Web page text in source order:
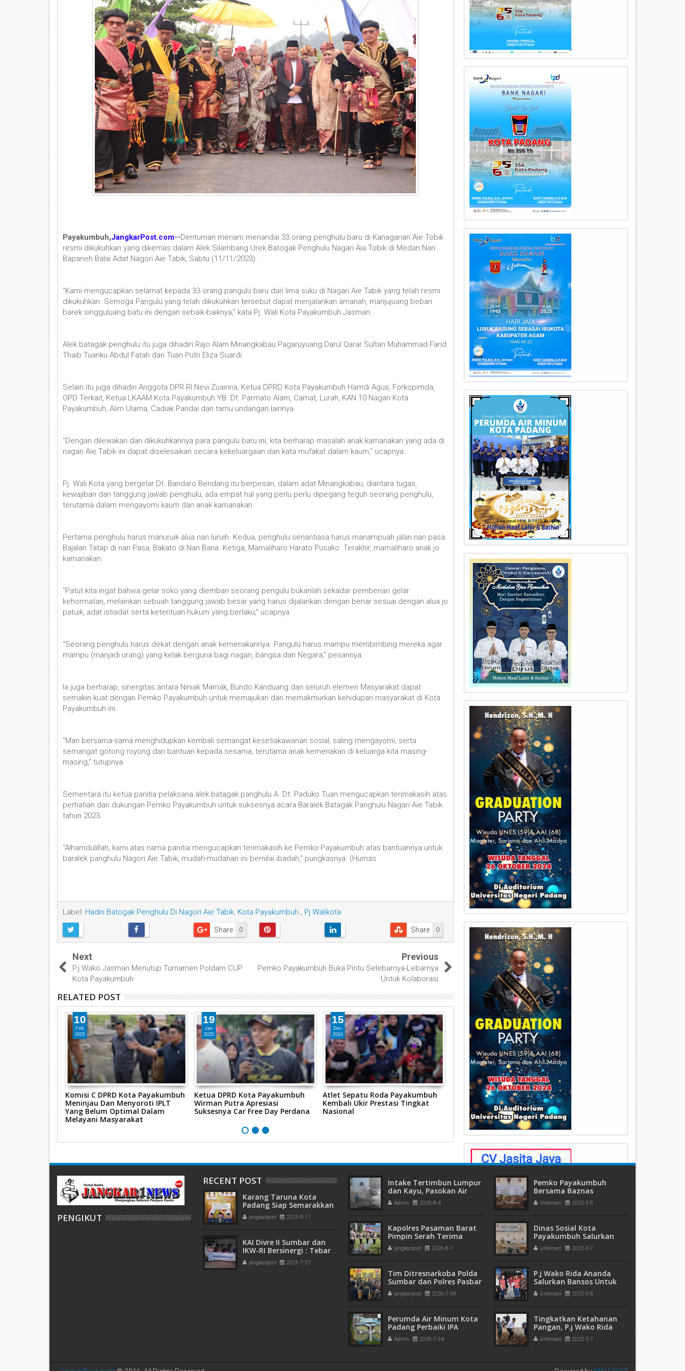
Payakumbuh,JangkarPost.com--Dentuman meriam menandai 33 orang penghulu baru di Kanagarian Aie Tobik
resmi dikukuhkan yang dikemas dalam Alek Silambang Urek Batogak Penghulu Nagari Aia Tobik di Medan Nan
Bapaneh Balai Adat Nagori Aie Tabik, Sabtu (11/11/2023).
"Kami mengucapkan selamat kepada 33 orang pangulu baru dari lima suku di Nagari Aie Tabik yang telah resmi
dikukuhkan. Semoga Pangulu yang telah dikukuhkan tersebut dapat menjalankan amanah, manjujuang beban
barek singguluang batu ini dengan sebaik-baiknya," kata Pj. Wali Kota Payakumbuh Jasman.
Alek batagak penghulu itu juga dihadiri Rajo Alam Minangkabau Pagaruyuang Darul Qarar Sultan Muhammad Farid
Thaib Tuanku Abdul Fatah dan Tuan Putri Eliza Suardi.
Selain itu juga dihadiri Anggota DPR RI Nevi Zuairina, Ketua DPRD Kota Payakumbuh Hamdi Agus, Forkopimda,
OPD Terkait, Ketua LKAAM Kota Payakumbuh YB. Dt. Parmato Alam, Camat, Lurah, KAN 10 Nagari Kota
Payakumbuh, Alim Ulama, Cadiak Pandai dan tamu undangan lainnya.
"Dengan dilewakan dan dikukuhkannya para pangulu baru ini, kita berharap masalah anak kamanakan yang ada di
nagari Aie Tabik ini dapat diselesaikan secara kekeluargaan dan kata mufakat dalam kaum," ucapnya.
Pj. Wali Kota yang bergelar Dt. Bandaro Bendang itu berpesan, dalam adat Minangkabau, diantara tugas,
kewajiban dan tanggung jawab penghulu, ada empat hal yang perlu perlu dipegang teguh seorang penghulu,
terutama dalam mengayomi kaum dan anak kamanakan.
Pertama penghulu harus manuruik alua nan luruih. Kedua, penghulu senantiasa harus manampuah jalan nan pasa.
Bajalan Tatap di nan Pasa, Bakato di Nan Bana. Ketiga, Mamaliharo Harato Pusako. Terakhir, mamaliharo anak jo
kamanakan.
"Patut kita ingat bahwa gelar soko yang diemban seorang pengulu bukanlah sekadar pemberian gelar
kehormatan, melainkan sebuah tanggung jawab besar yang harus dijalankan dengan benar sesuai dengan alua jo
patuik, adat istiadat serta ketentuan hukum yang berlaku," ucapnya.
"Seorang penghulu harus dekat dengan anak kemenakannya. Pangulu harus mampu membimbing mereka agar
mampu (manjadi urang) yang kelak berguna bagi nagari, bangsa dan Negara," pesannya.
Ia juga berharap, sinergitas antara Niniak Mamak, Bundo Kanduang dan seluruh elemen Masyarakat dapat
semakin kuat dengan Pemko Payakumbuh untuk memajukan dan memakmurkan kehidupan masyarakat di Kota
Payakumbuh ini.
"Mari bersama-sama menghidupkan kembali semangat kesetiakawanan sosial, saling mengayomi, serta
semangat gotong royong dan bantuan kepada sesama, terutama anak kemenakan di keluarga kita masing-
masing," tutupnya.
Sementara itu ketua panitia pelaksana alek batagak panghulu A. Dt. Paduko Tuan mengucapkan terimakasih atas
perhatian dan dukungan Pemko Payakumbuh untuk suksesnya acara Baralek Batagak Panghulu Nagari Aie Tabik
tahun 2023.
"Alhamdulillah, kami atas nama panitia mengucapkan terimakasih ke Pemko Payakumbuh atas bantuannya untuk
baralek panghulu Nagori Aie Tabik, mudah-mudahan ini bernilai ibadah," pungkasnya. (Humas
Label: Hadiri Batogak Penghulu Di Nagori Aie Tabik Kota Payakumbuh. Pj Walikota
0
Share 0
Share
Next
P.j Wako Jasman Menutup Turnamen Poldam CUP
Kota Payakumbuh
Previous
Pemko Payakumbuh Buka Pintu Selebarnya-Lebarnya
Untuk Kolaborasi
RELATED POST
10
Feb
2025
Komisi C DPRD Kota Payakumbuh
Meninjau Dan Menyoroti IPLT
Yang Belum Optimal Dalam
Melayani Masyarakat
19
Jan
2025
Ketua DPRD Kota Payakumbuh
Wirman Putra Apresiasi
Suksesnya Car Free Day Perdana
15
Dec
2024
Atlet Sepatu Roda Payakumbuh
Kembali Ukir Prestasi Tingkat
Nasional
09
2024
Pelantikan Mabisaka Dan
Pengurusb SBH Kwartir Cabang
0314 Masa Bakti 2020-2025
PENGIKUT
RECENT POST
Karang Taruna Kota
Padang Siap Semarakkan
HUT ke-65 : Dari
Lapangan Hijau hingga
jangkarpost 2025-9-11
KAI Divre II Sumbar dan
IKW-RI Bersinergi : Tebar
Kepedulian Sosial Untuk
Panti Asuhan
jangkarpost 2025-7-27
Intake Tertimbun Lumpur
dan Kayu, Pasokan Air
Bersih di Kota Padang
Terganggu
Admin 2026-8-4
Kapolres Pasaman Barat
Pimpin Serah Terima
Jabatan PJU Polres dan
Kapolsek Sungai Beremas
jangkarpost 2026-8-1
Tim Ditresnarkoba Polda
Sumbar dan Polres Pasbar
Gagalkan Peredaran
Narkotika, 30 Paket Ganja
jangkarpost 2026-7-29
Perumda Air Minum Kota
Padang Perbaiki IPA
Gunung Pangilun, 25 Ribu
Pelanggan Terdampak
Admin 2026-7-24
Pemko Payakumbuh
Bersama Baznas
Sosialisasikan UPZ
Berbasis Masjid
Unknown 2023-3-8
Dinas Sosial Kota
Payakumbuh Salurkan
Bantuan Atensi Untuk 100
Orang PPKS
Unknown 2023-3-7
P.j Wako Rida Ananda
Salurkan Bansos Untuk
Keluarga Kurang Mampu
Unknown 2023-3-8
Tingkatkan Ketahanan
Pangan, P.j Wako Rida
Ananda Ikut Goro
Bersama Warga
Unknown 2023-3-7